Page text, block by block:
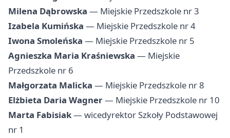
Milena Dąbrowska — Miejskie Przedszkole nr 3
Izabela Kumińska — Miejskie Przedszkole nr 4
Iwona Smoleńska — Miejskie Przedszkole nr 5
Agnieszka Maria Kraśniewska — Miejskie
Przedszkole nr 6
Małgorzata Malicka — Miejskie Przedszkole nr 8
Elżbieta Daria Wagner— Miejskie Przedszkole nr 10
Marta Fabisiak— wicedyrektor Szkoły Podstawowej
nr 1